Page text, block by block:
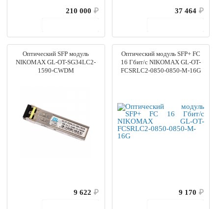
210 000 ₽
37 464 ₽
Оптический SFP модуль
NIKOMAX GL-OT-SG34LC2-
1590-CWDM
9 622 ₽
Оптический модуль SFP+ FC
16 Гбит/с NIKOMAX GL-OT-
FCSRLC2-0850-0850-M-16G
9 170 ₽